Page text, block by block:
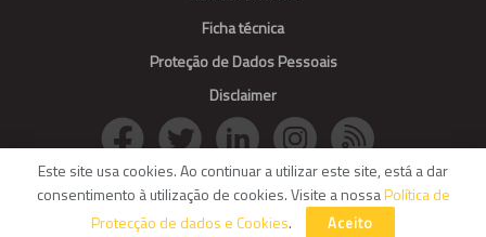
Ficha técnica
Proteção de Dados Pessoais
Disclaimer
© Agroportal. All Rights reserved.
Este site usa cookies. Ao continuar a utilizar este site, está a dar
consentimento à utilização de cookies. Visite a nossaPolítica de
Protecção de dados e Cookies. Aceito